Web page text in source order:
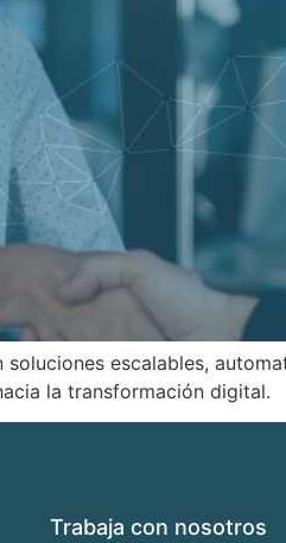
escalables,
la transformación digital.
Trabaja con nosotros